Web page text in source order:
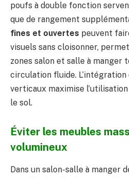
poufs à double fonction
que de rangement
fines et ouvertes peuvent
visuels sans cloisonner,
zones salon et salle à manger
circulation fluide. L’intégration
verticaux maximise
le sol.
Éviter les meubles
volumineux
Dans un salon-salle à manger